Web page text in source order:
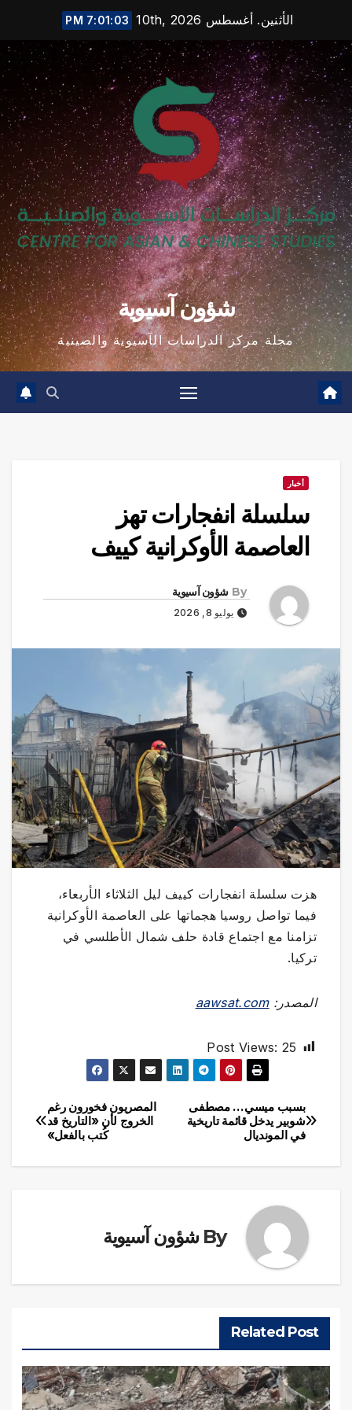
content
الأثنين. أغسطس 10th, 2026 7:01:03 PM
شؤون آسيوية
مجلة مركز الدراسات الآسيوية والصينية
أخبار
سلسلة انفجارات تهز
العاصمة الأوكرانية كييف
By شؤون آسيوية
يوليو 8, 2026
هزت سلسلة انفجارات كييف ليل الثلاثاء الأربعاء،
فيما تواصل روسيا هجماتها على العاصمة الأوكرانية
تزامنا مع اجتماع قادة حلف شمال الأطلسي في
تركيا.
المصدر:aawsat.com
Post Views: 25
تصفّح
المقالات
المصريون فخورون رغم
الخروج لأن «التاريخ قد
كُتب بالفعل»
بسبب ميسي… مصطفى
شوبير يدخل قائمة تاريخية
في المونديال
By شؤون آسيوية
Related Post